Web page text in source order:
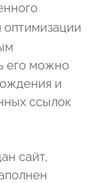
оптимизации
его можно
и
ссылок
сайт,